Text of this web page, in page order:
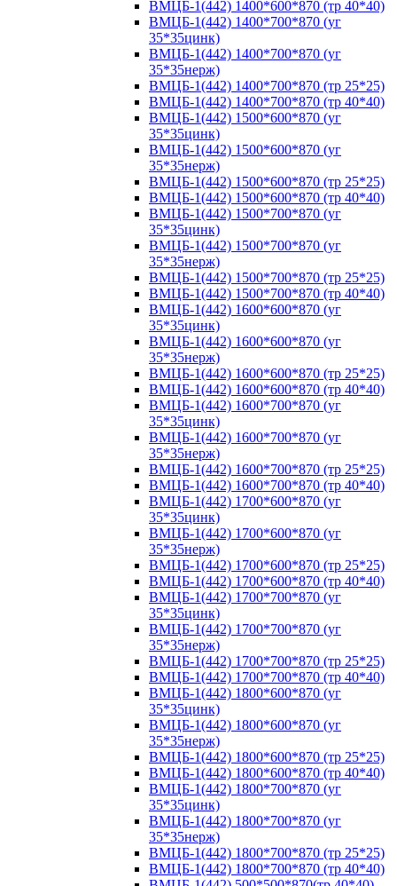
ВМЦБ-1(442) 1400*600*870 (тр 40*40)
ВМЦБ-1(442) 1400*700*870 (уг
35*35цинк)
ВМЦБ-1(442) 1400*700*870 (уг
35*35нерж)
ВМЦБ-1(442) 1400*700*870 (тр 25*25)
ВМЦБ-1(442) 1400*700*870 (тр 40*40)
ВМЦБ-1(442) 1500*600*870 (уг
35*35цинк)
ВМЦБ-1(442) 1500*600*870 (уг
35*35нерж)
ВМЦБ-1(442) 1500*600*870 (тр 25*25)
ВМЦБ-1(442) 1500*600*870 (тр 40*40)
ВМЦБ-1(442) 1500*700*870 (уг
35*35цинк)
ВМЦБ-1(442) 1500*700*870 (уг
35*35нерж)
ВМЦБ-1(442) 1500*700*870 (тр 25*25)
ВМЦБ-1(442) 1500*700*870 (тр 40*40)
ВМЦБ-1(442) 1600*600*870 (уг
35*35цинк)
ВМЦБ-1(442) 1600*600*870 (уг
35*35нерж)
ВМЦБ-1(442) 1600*600*870 (тр 25*25)
ВМЦБ-1(442) 1600*600*870 (тр 40*40)
ВМЦБ-1(442) 1600*700*870 (уг
35*35цинк)
ВМЦБ-1(442) 1600*700*870 (уг
35*35нерж)
ВМЦБ-1(442) 1600*700*870 (тр 25*25)
ВМЦБ-1(442) 1600*700*870 (тр 40*40)
ВМЦБ-1(442) 1700*600*870 (уг
35*35цинк)
ВМЦБ-1(442) 1700*600*870 (уг
35*35нерж)
ВМЦБ-1(442) 1700*600*870 (тр 25*25)
ВМЦБ-1(442) 1700*600*870 (тр 40*40)
ВМЦБ-1(442) 1700*700*870 (уг
35*35цинк)
ВМЦБ-1(442) 1700*700*870 (уг
35*35нерж)
ВМЦБ-1(442) 1700*700*870 (тр 25*25)
ВМЦБ-1(442) 1700*700*870 (тр 40*40)
ВМЦБ-1(442) 1800*600*870 (уг
35*35цинк)
ВМЦБ-1(442) 1800*600*870 (уг
35*35нерж)
ВМЦБ-1(442) 1800*600*870 (тр 25*25)
ВМЦБ-1(442) 1800*600*870 (тр 40*40)
ВМЦБ-1(442) 1800*700*870 (уг
35*35цинк)
ВМЦБ-1(442) 1800*700*870 (уг
35*35нерж)
ВМЦБ-1(442) 1800*700*870 (тр 25*25)
ВМЦБ-1(442) 1800*700*870 (тр 40*40)